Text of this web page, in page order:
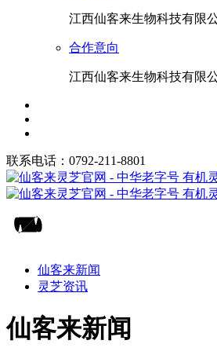
江西仙客来生物科技有限
合作意向
江西仙客来生物科技有限
联系电话：0792-211-8801
仙客来新闻
灵芝资讯
仙客来新闻